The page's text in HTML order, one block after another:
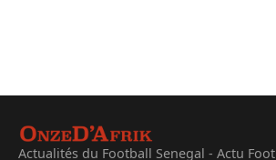
Actualités du Football Senegal - Actu Foot